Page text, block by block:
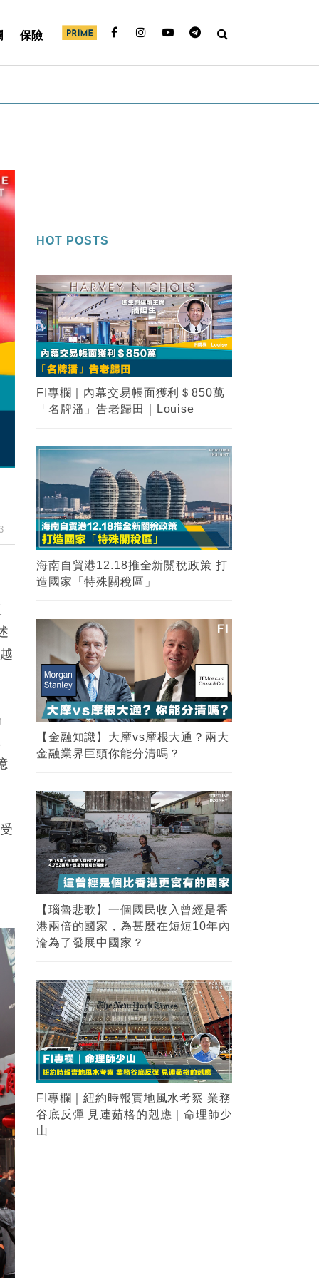
保險
HOT POSTS
FI專欄｜內幕交易帳面獲利＄850萬
「名牌潘」告老歸田｜Louise
海南自貿港12.18推全新關稅政策 打
造國家「特殊關稅區」
【金融知識】大摩vs摩根大通？兩大
金融業界巨頭你能分清嗎？
【瑙魯悲歌】一個國民收入曾經是香
港兩倍的國家，為甚麼在短短10年內
淪為了發展中國家？
FI專欄｜紐約時報實地風水考察 業務
谷底反彈 見連茹格的剋應｜命理師少
山